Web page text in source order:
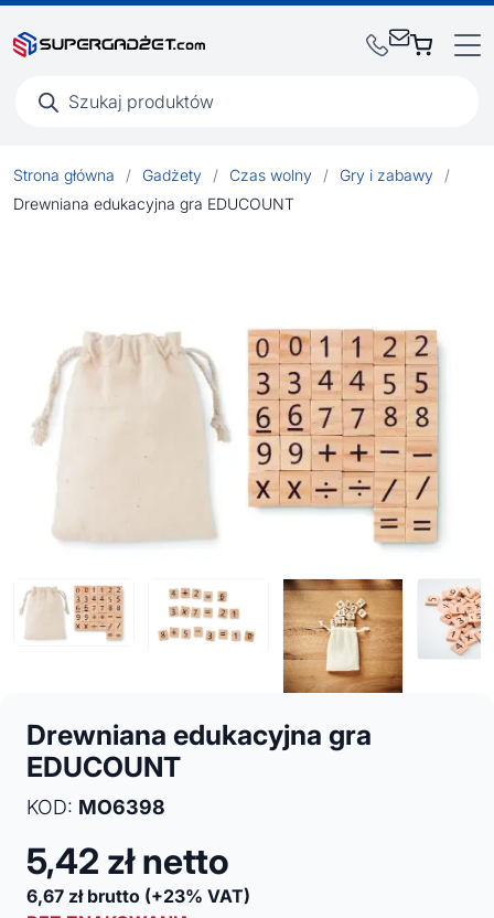
produktów
Strona główna / Gadżety / Czas wolny / Gry i zabawy
/
Drewniana edukacyjna gra EDUCOUNT
Drewniana edukacyjna gra
EDUCOUNT
KOD: MO6398
5,42 zł netto
6,67 zł brutto (+23% VAT)